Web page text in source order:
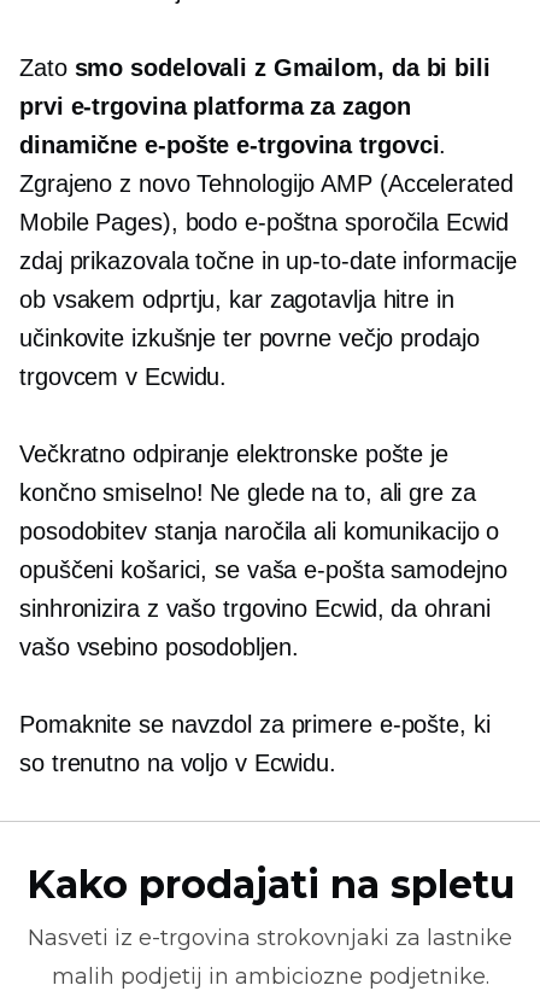
Zato smo sodelovali z Gmailom, da bi bili
prvi e-trgovinaplatforma za zagon
dinamične e-poštee-trgovinatrgovci.
Zgrajeno z novoTehnologijo AMP (Accelerated
Mobile Pages), bodo e-poštna sporočila Ecwid
zdaj prikazovala točne in up-to-dateinformacije
ob vsakem odprtju, kar zagotavlja hitre in
učinkovite izkušnje ter povrne večjo prodajo
trgovcem v Ecwidu.
Večkratno odpiranje elektronske pošte je
končno smiselno! Ne glede na to, ali gre za
posodobitev stanja naročila ali komunikacijo o
opuščeni košarici, se vaša e-pošta samodejno
sinhronizira z vašo trgovino Ecwid, da ohrani
vašo vsebino posodobljen.
Pomaknite se navzdol za primere e-pošte, ki
so trenutno na voljo v Ecwidu.
Kako prodajati na spletu
Nasveti iz e-trgovina strokovnjaki za lastnike
malih podjetij in ambiciozne podjetnike.